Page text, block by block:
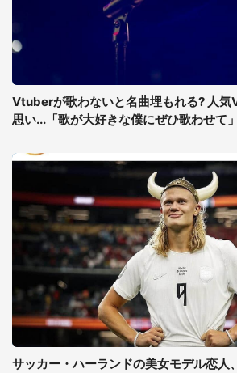
Vtuberが歌わないと名曲埋もれる? 人
思い...「歌が大好きな僕にぜひ歌わせて」
サッカー・ハーランドの美女モデル恋人